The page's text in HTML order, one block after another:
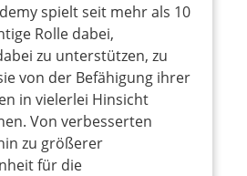
spielt seit mehr als 10
Rolle dabei,
zu unterstützen, zu
von der Befähigung ihrer
in vielerlei Hinsicht
Von verbesserten
zu größerer
für die